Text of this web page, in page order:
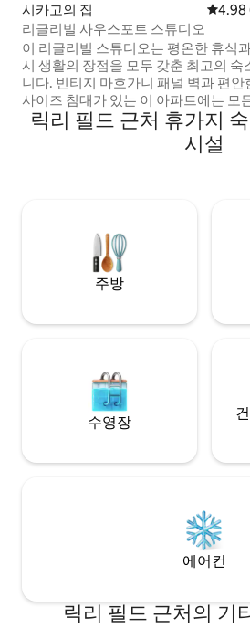
시카고의 집 평점
4.98
리글리빌 사우스포트 스튜디오
이 리글리빌 스튜디오는 평온한 휴식
시 생활의 장점을 모두 갖춘 최고의 숙
니다. 빈티지 마호가니 패널 벽과 편안한 킹
사이즈 침대가 있는 이 아파트에는 모
이 있습니다! 무료 커피, 차, 간식, 전용
공간. 사우스포트 코리도어는 레스토랑
쇼핑을 즐길 수 있는 곳에서 몇 블록 거
원 스튜디오는 완벽한 휴양지입니다!
릭리 필드 근처 휴가지
시설
주방
수영장
에어컨
릭리 필드 근처의 기